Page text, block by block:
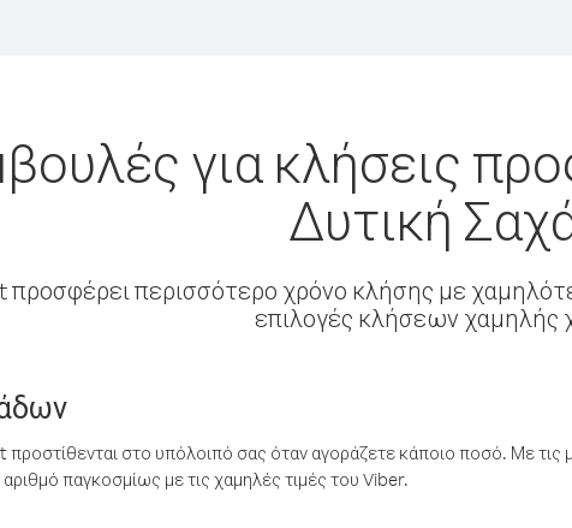
για κλήσεις
Δυτική
προσφέρει περισσότερο χρόνο κλήσης με
επιλογές κλήσεων χαμηλής
προστίθενται στο υπόλοιπό σας όταν αγοράζετε κάποιο ποσό. Με τις
παγκοσμίως με τις χαμηλές τιμές του Viber.